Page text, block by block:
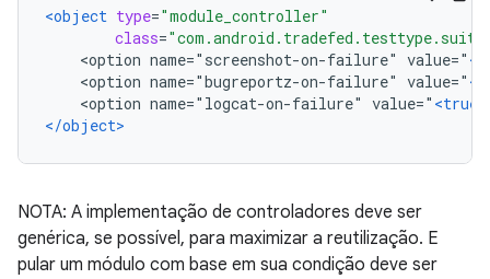
<object type="module_controller"
class=
<option name="screenshot-on-failure" value="
<option name="bugreportz-on-failure" value="
<option name="logcat-on-failure" value=" <true
</object>
NOTA: A implementação de controladores deve ser
genérica, se possível, para maximizar a reutilização. E
pular um módulo com base em sua condição deve ser